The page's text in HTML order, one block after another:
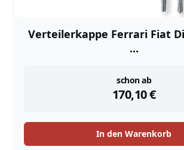
Verteilerkappe Ferrari Fiat
...
schon ab
170,10€
instock
In den Warenkorb